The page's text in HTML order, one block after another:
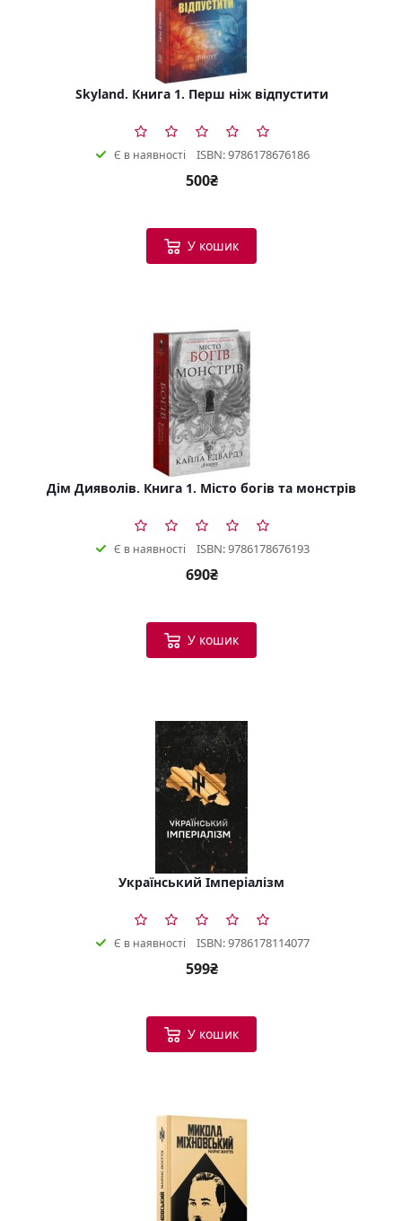
Skyland. Книга 1. Перш ніж відпустити
Є в наявності ISBN: 9786178676186
500₴
У кошик
Дім Дияволів. Книга 1. Місто богів та монстрів
Є в наявності ISBN: 9786178676193
690₴
У кошик
Український Імперіалізм
Є в наявності ISBN: 9786178114077
599₴
У кошик